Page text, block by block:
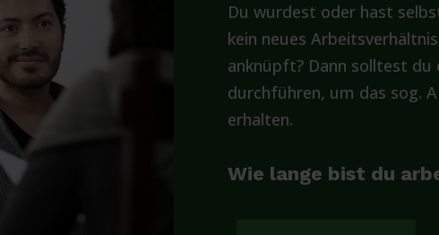
Du wurdest oder hast
kein neues
anknüpft? Dann solltest du
durchführen, um das sog.
erhalten.
Wie lange bist du